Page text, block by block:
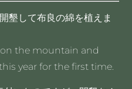
墾して布良の綿を植えま
the mountain and
year for the first time.